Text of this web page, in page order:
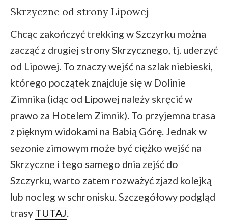
Skrzyczne od strony Lipowej
Chcąc zakończyć trekking w Szczyrku można
zacząć z drugiej strony Skrzycznego, tj. uderzyć
od Lipowej. To znaczy wejść na szlak niebieski,
którego początek znajduje się w Dolinie
Zimnika (idąc od Lipowej należy skręcić w
prawo za Hotelem Zimnik). To przyjemna trasa
z pięknym widokami na Babią Górę. Jednak w
sezonie zimowym może być ciężko wejść na
Skrzyczne i tego samego dnia zejść do
Szczyrku, warto zatem rozważyć zjazd kolejką
lub nocleg w schronisku. Szczegółowy podgląd
trasy TUTAJ.